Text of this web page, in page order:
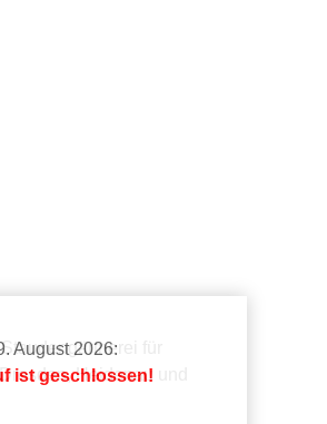
August 2026:
ist geschlossen!